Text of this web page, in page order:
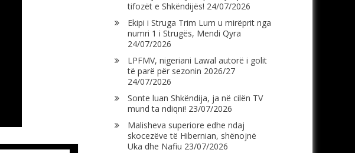
tifozët e Shkëndijës! 24/07/2026
Ekipi i Struga Trim Lum u mirëprit nga
numri 1 i Strugës, Mendi Qyra
24/07/2026
LPFMV, nigeriani Lawal autorë i golit
të parë për sezonin 2026/27
24/07/2026
Sonte luan Shkëndija, ja në cilën TV
mund ta ndiqni! 23/07/2026
Malisheva superiore edhe ndaj
skocezëve të Hibernian, shënojnë
Uka dhe Nafiu 23/07/2026